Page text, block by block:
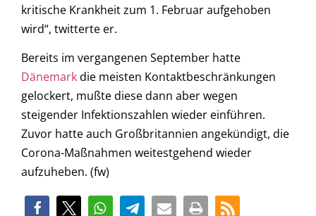
kritische Krankheit zum 1. Februar aufgehoben
wird“, twitterte er.
Bereits im vergangenen September hatte
Dänemarkdie meisten Kontaktbeschränkungen
gelockert, mußte diese dann aber wegen
steigender Infektionszahlen wieder einführen.
Zuvor hatte auch Großbritannien angekündigt, die
Corona-Maßnahmen weitestgehend wieder
aufzuheben. (fw)